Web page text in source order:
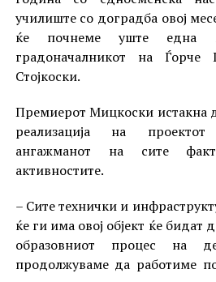
училиште со доградба овој
ќе почнеме уште една
градоначалникот на Ѓорче
Стојкоски.
Премиерот Мицкоски истакна
реализација на
ангажманот на сите
активностите.
– Сите технички и
ќе ги има овој објект ќе бидат
образовниот процес на
продолжуваме да работиме